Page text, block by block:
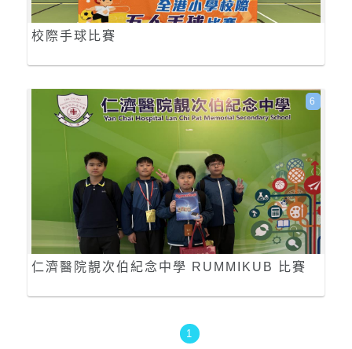
校際手球比賽
仁濟醫院靚次伯紀念中學 RUMMIKUB 比賽
6
1